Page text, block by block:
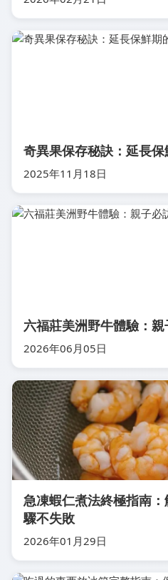
奇異果保存秘訣：延長
2025年11月18日
六福莊美洲野牛體驗：
2026年06月05日
急凍蝦仁煮法終極指南
驟不失敗
2026年01月29日